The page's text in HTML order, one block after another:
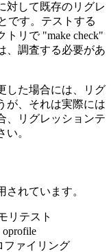
対して既存のリグレ
です。テストする
リで "make check"
、調査する必要があ
した場合には、リグ
が、それは実際には
、リグレッションテ
。
れています。
リテスト
ファイリング